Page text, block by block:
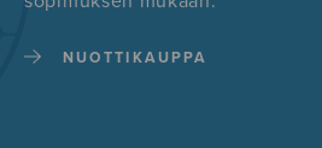
NUOTTIKAUPPA